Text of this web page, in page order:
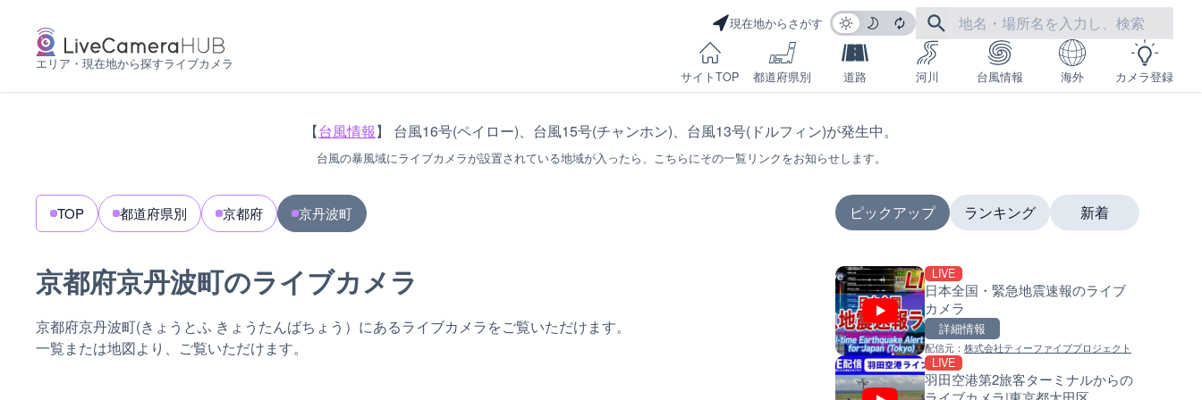
エリア・現在地から探すライブカメラ
現在地からさがす
サイトTOP 都道府県別 道路 河川 台風情報 海外 カメラ登録
【台風情報】 台風16号(ペイロー)、台風15号(チャンホン)、台風13号(ドルフィン)が発生中。
台風の暴風域にライブカメラが設置されている地域が入ったら、こちらにその一覧リンクをお知らせします。
TOP 都道府県別 京都府 京丹波町
京都府京丹波町のライブカメラ
京都府京丹波町(きょうとふ きょうたんばちょう）にあるライブカメラをご覧いただけます。
一覧または地図より、ご覧いただけます。
ピックアップ
LIVE
日本全国・緊急地震速報のライブ
カメラ
詳細情報
配信元： 株式会社ティーファイブプロジェクト
LIVE
羽田空港第2旅客ターミナルからの
ランキング
日本全国・緊急地震速報のラ
配信元：株式会社ティーファイブプロジ
羽田空港第2旅客ターミナルか
新着
南出川水門付近のライブカメ
配信元：日高町役場
比井川水門付近から比井崎海